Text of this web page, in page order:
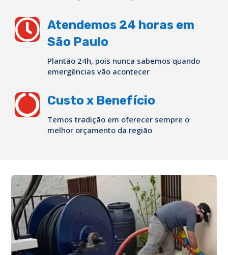
 Atendemos 24 horas em
São Paulo
Plantão 24h, pois nunca sabemos quando
emergências vão acontecer
 Custo x Benefício
Temos tradição em oferecer sempre o
melhor orçamento da região